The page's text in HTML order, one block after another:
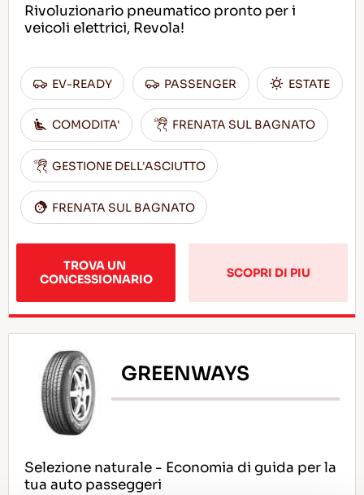
Rivoluzionario pneumatico pronto per i
veicoli elettrici, Revola!
EV-READY PASSENGER ESTATE
COMODITA' FRENATA SUL BAGNATO
GESTIONE DELL'ASCIUTTO
FRENATA SUL BAGNATO
TROVA UN
CONCESSIONARIO
SCOPRI DI PIU
GREENWAYS
Selezione naturale - Economia di guida per la
tua auto passeggeri